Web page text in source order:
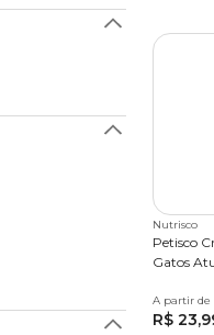
Nutrisco
Petisco
Gatos
56 g
A partir de
R$